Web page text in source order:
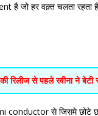
है जो हर वक़्त चलता रहता
की रिलीज से पहले रवीना ने
conductor से जिसमे